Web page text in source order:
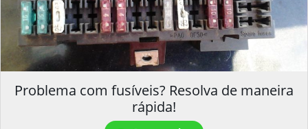
Problema com fusíveis? Resolva de maneira
rápida!